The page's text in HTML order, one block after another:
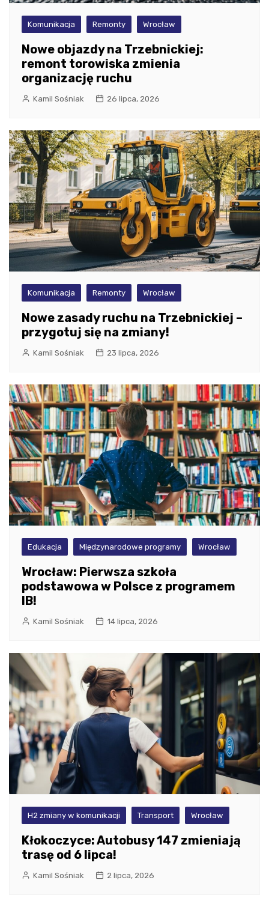
Komunikacja Remonty Wrocław
Nowe objazdy na Trzebnickiej:
remont torowiska zmienia
organizację ruchu
Kamil Sośniak 26 lipca, 2026
Komunikacja Remonty Wrocław
Nowe zasady ruchu na Trzebnickiej –
przygotuj się na zmiany!
Kamil Sośniak 23 lipca, 2026
Edukacja Międzynarodowe programy Wrocław
Wrocław: Pierwsza szkoła
podstawowa w Polsce z programem
IB!
Kamil Sośniak 14 lipca, 2026
H2 zmiany w komunikacji Transport Wrocław
Kłokoczyce: Autobusy 147 zmieniają
trasę od 6 lipca!
Kamil Sośniak 2 lipca, 2026